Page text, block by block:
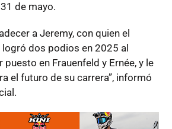
de mayo.
a Jeremy, con quien el
dos podios en 2025 al
en Frauenfeld y Ernée, y le
el futuro de su carrera”, informó